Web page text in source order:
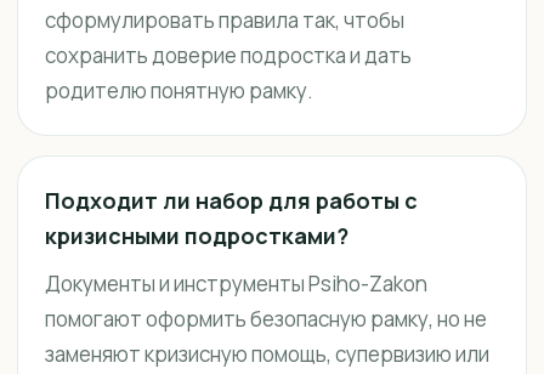
сформулировать правила так, чтобы
сохранить доверие подростка и дать
родителю понятную рамку.
Подходит ли набор для работы с
кризисными подростками?
Документы и инструменты Psiho-Zakon
помогают оформить безопасную рамку, но не
заменяют кризисную помощь, супервизию или